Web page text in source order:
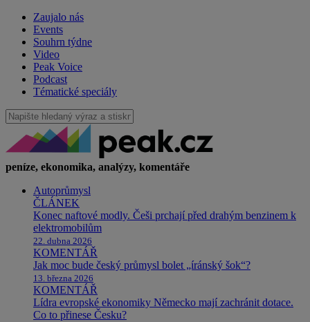
Zaujalo nás
Events
Souhrn týdne
Video
Peak Voice
Podcast
Tématické speciály
peníze, ekonomika, analýzy, komentáře
Autoprůmysl
ČLÁNEK
Konec naftové modly. Češi prchají před drahým benzinem k
elektromobilům
22. dubna 2026
KOMENTÁŘ
Jak moc bude český průmysl bolet „íránský šok“?
13. března 2026
KOMENTÁŘ
Lídra evropské ekonomiky Německo mají zachránit dotace.
Co to přinese Česku?